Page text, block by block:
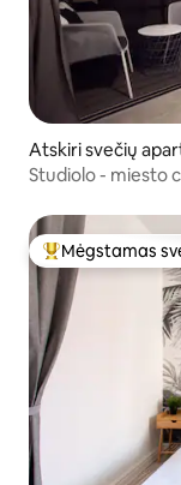
Atskiri svečių
Studiolo - miesto
Svečių
Mėgstamas